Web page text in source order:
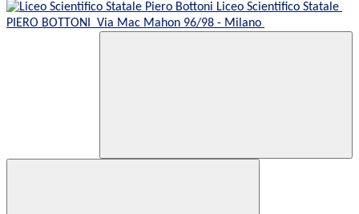
Liceo Scientifico Statale
PIERO BOTTONI Via Mac Mahon 96/98 - Milano